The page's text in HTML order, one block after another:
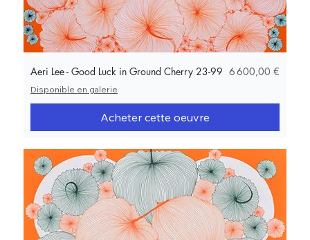
Aeri Lee - Good Luck in Ground Cherry 23-99 Prix
6 600,00 €
Disponible en galerie
Acheter cette oeuvre